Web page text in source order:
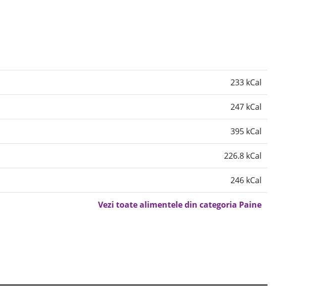
233 kCal
247 kCal
395 kCal
226.8 kCal
246 kCal
Vezi toate alimentele din categoria Paine